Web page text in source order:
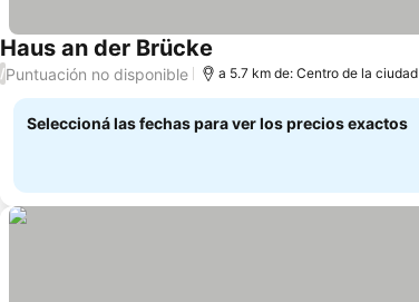
Haus an der Brücke
/Puntuación no disponible a 5.7 km de: Centro de la ciudad
Seleccioná las fechas para ver los precios exactos